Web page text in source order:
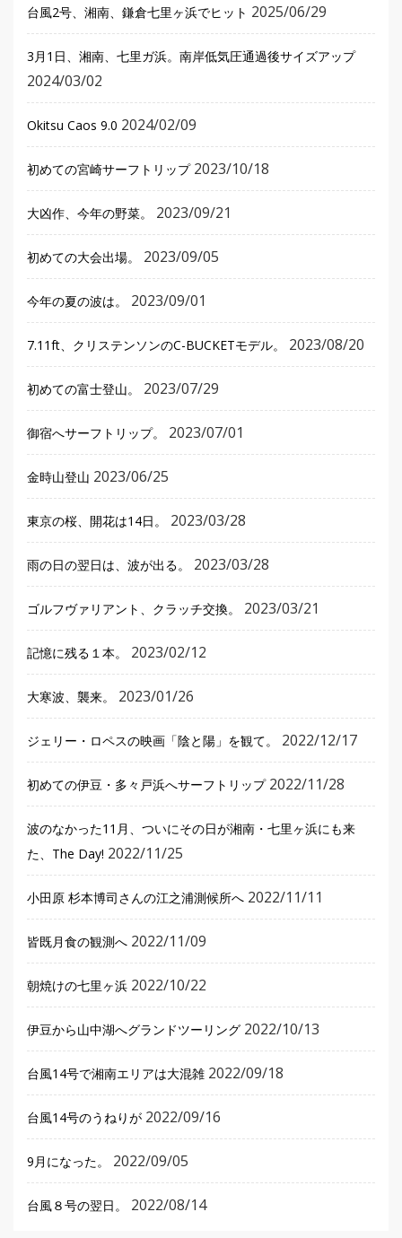
台風2号、湘南、鎌倉七里ヶ浜でヒット 2025/06/29
3月1日、湘南、七里ガ浜。南岸低気圧通過後サイズアップ
2024/03/02
Okitsu Caos 9.0 2024/02/09
初めての宮崎サーフトリップ 2023/10/18
大凶作、今年の野菜。 2023/09/21
初めての大会出場。 2023/09/05
今年の夏の波は。 2023/09/01
7.11ft、クリステンソンのC-BUCKETモデル。 2023/08/20
初めての富士登山。 2023/07/29
御宿へサーフトリップ。 2023/07/01
金時山登山 2023/06/25
東京の桜、開花は14日。 2023/03/28
雨の日の翌日は、波が出る。 2023/03/28
ゴルフヴァリアント、クラッチ交換。 2023/03/21
記憶に残る１本。 2023/02/12
大寒波、襲来。 2023/01/26
ジェリー・ロペスの映画「陰と陽」を観て。 2022/12/17
初めての伊豆・多々戸浜へサーフトリップ 2022/11/28
波のなかった11月、ついにその日が湘南・七里ヶ浜にも来
た、The Day! 2022/11/25
小田原 杉本博司さんの江之浦測候所へ 2022/11/11
皆既月食の観測へ 2022/11/09
朝焼けの七里ヶ浜 2022/10/22
伊豆から山中湖へグランドツーリング 2022/10/13
台風14号で湘南エリアは大混雑 2022/09/18
台風14号のうねりが 2022/09/16
9月になった。 2022/09/05
台風８号の翌日。 2022/08/14